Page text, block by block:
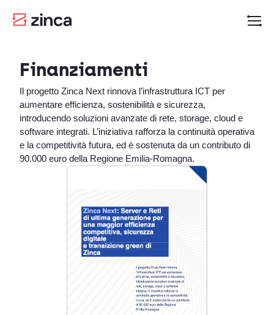
Finanziamenti
Il progetto Zinca Next rinnova l’infrastruttura ICT per
aumentare efficienza, sostenibilità e sicurezza,
introducendo soluzioni avanzate di rete, storage, cloud e
software integrati. L’iniziativa rafforza la continuità operativa
e la competitività futura, ed è sostenuta da un contributo di
90.000 euro della Regione Emilia-Romagna.